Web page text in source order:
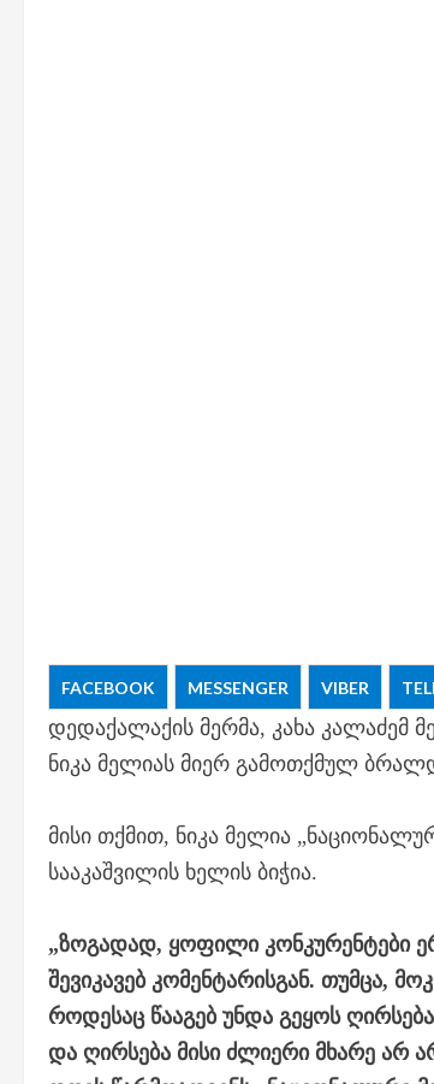
FACEBOOK MESSENGER VIBER
დედაქალაქის მერმა, კახა კალაძემ
ნიკა მელიას მიერ გამოთქმულ
მისი თქმით, ნიკა მელია
სააკაშვილის ხელის ბიჭია.
„ზოგადად, ყოფილი კონკურენტები
შევიკავებ კომენტარისგან. თუმცა,
როდესაც წააგებ უნდა გეყოს
და ღირსება მისი ძლიერი მხარე არ